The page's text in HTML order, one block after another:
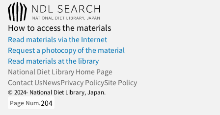
How to access the materials
Read materials via the Internet
Request a photocopy of the material
Read materials at the library
National Diet Library Home Page
Contact UsNewsPrivacy PolicySite Policy
© 2024- National Diet Library, Japan.
Page Num.204